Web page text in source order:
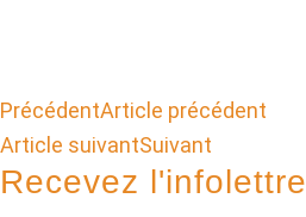
PrécédentArticle précédent
Article suivantSuivant
Recevez l'infolettre